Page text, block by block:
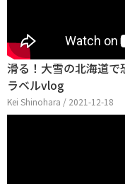
滑る！大雪の北海道で
ラベルvlog
Kei Shinohara / 2021-12-18